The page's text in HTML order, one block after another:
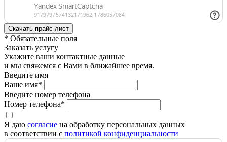
* Обязательные поля
Заказать услугу
Укажите ваши контактные данные
и мы свяжемся с Вами в ближайшее время.
Введите имя
Ваше имя*
Введите номер телефона
Номер телефона*
Я даю согласие на обработку персональных данных
в соответствии с политикой конфиденциальности